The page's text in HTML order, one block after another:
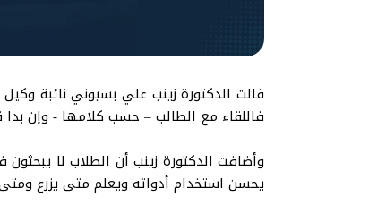
قالت الدكتورة زينب علي بسيوني نائبة وكيل
فاللقاء مع الطالب – حسب كلامها - وإن
وأضافت الدكتورة زينب أن الطلاب لا
يحسن استخدام أدواته ويعلم متى يزرع